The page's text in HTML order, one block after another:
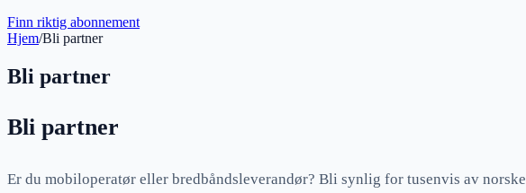
Finn riktig abonnement
Hjem/Bli partner
Bli partner
Bli partner
Er du mobiloperatør eller bredbåndsleverandør? Bli synlig for tusenvis av norske